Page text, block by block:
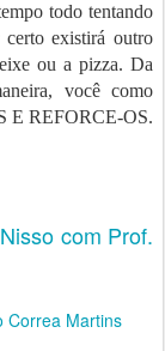
todo tentando
existirá outro
ou a pizza. Da
você como
E REFORCE-OS.
com Prof.
Correa Martins